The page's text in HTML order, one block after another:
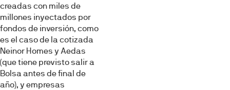
creadas con miles de
millones inyectados por
fondos de inversión, como
es el caso de la cotizada
Neinor Homes y Aedas
(que tiene pre­visto salir a
Bolsa antes de final de
año), y empresas